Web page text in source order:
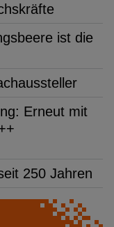
ist die
Erneut mit
250 Jahren